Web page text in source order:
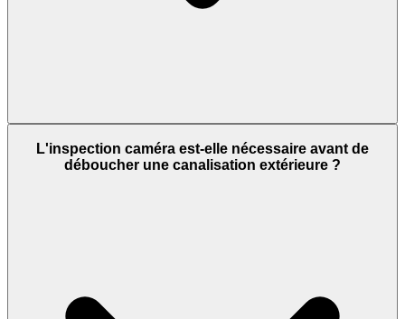
L'inspection caméra est-elle nécessaire avant de
déboucher une canalisation extérieure ?